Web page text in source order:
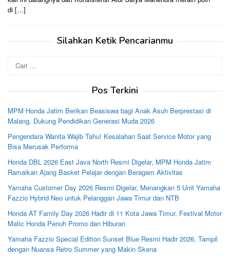
di […]
Silahkan Ketik Pencarianmu
untuk:
Pos Terkini
MPM Honda Jatim Berikan Beasiswa bagi Anak Asuh Berprestasi di
Malang, Dukung Pendidikan Generasi Muda 2026
Pengendara Wanita Wajib Tahu! Kesalahan Saat Service Motor yang
Bisa Merusak Performa
Honda DBL 2026 East Java North Resmi Digelar, MPM Honda Jatim
Ramaikan Ajang Basket Pelajar dengan Beragam Aktivitas
Yamaha Customer Day 2026 Resmi Digelar, Menangkan 5 Unit Yamaha
Fazzio Hybrid Neo untuk Pelanggan Jawa Timur dan NTB
Honda AT Family Day 2026 Hadir di 11 Kota Jawa Timur, Festival Motor
Matic Honda Penuh Promo dan Hiburan
Yamaha Fazzio Special Edition Sunset Blue Resmi Hadir 2026, Tampil
dengan Nuansa Retro Summer yang Makin Skena